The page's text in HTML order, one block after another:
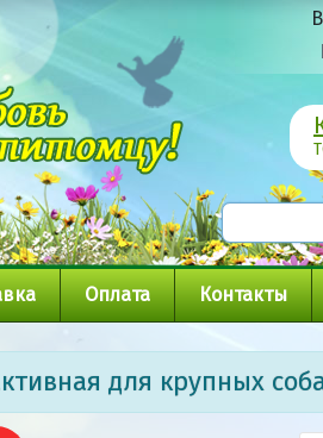
Оплата Контакты
для крупных